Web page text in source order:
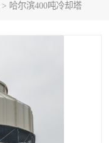
> 哈尔滨400吨冷却塔